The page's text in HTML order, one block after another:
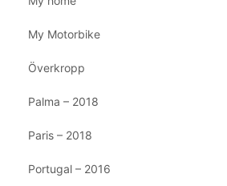
My Motorbike
Överkropp
Palma – 2018
Paris – 2018
Portugal – 2016